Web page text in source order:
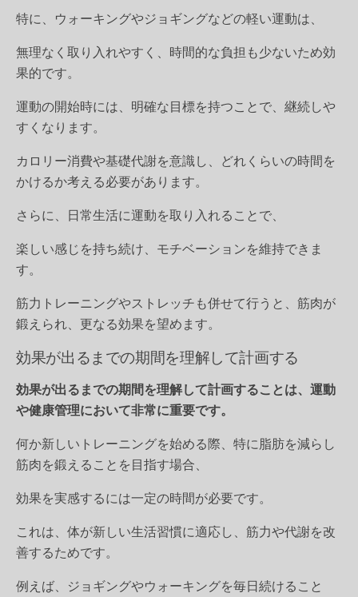
特に、ウォーキングやジョギングなどの軽い運動は、
無理なく取り入れやすく、時間的な負担も少ないため効
果的です。
運動の開始時には、明確な目標を持つことで、継続しや
すくなります。
カロリー消費や基礎代謝を意識し、どれくらいの時間を
かけるか考える必要があります。
さらに、日常生活に運動を取り入れることで、
楽しい感じを持ち続け、モチベーションを維持できま
す。
筋力トレーニングやストレッチも併せて行うと、筋肉が
鍛えられ、更なる効果を望めます。
効果が出るまでの期間を理解して計画する
効果が出るまでの期間を理解して計画することは、運動
や健康管理において非常に重要です。
何か新しいトレーニングを始める際、特に脂肪を減らし
筋肉を鍛えることを目指す場合、
効果を実感するには一定の時間が必要です。
これは、体が新しい生活習慣に適応し、筋力や代謝を改
善するためです。
例えば、ジョギングやウォーキングを毎日続けること